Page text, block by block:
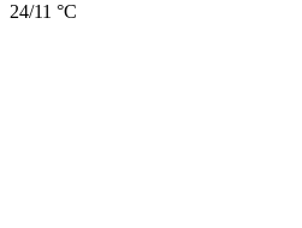
24/11 °C